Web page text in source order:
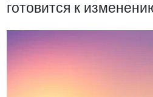
готовится к